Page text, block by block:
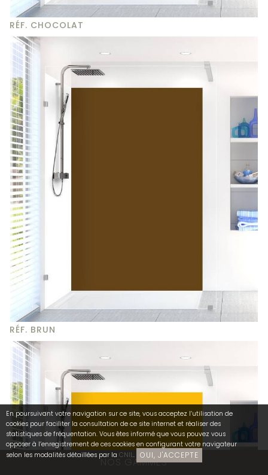
NOS GAMMES
RÉF. CHOCOLAT
RÉF. BRUN
En poursuivant votre navigation sur ce site, vous acceptez l’utilisation de
cookies pour faciliter la consultation de ce site internet et réaliser des
statistiques de fréquentation. Vous êtes informé que vous pouvez vous
opposer à l’enregistrement de ces cookies en configurant votre navigateur
selon les modalités détaillées par la CNIL. OUI, J'ACCEPTE